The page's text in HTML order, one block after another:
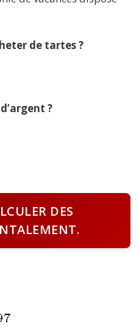
de tartes ?
?
DES